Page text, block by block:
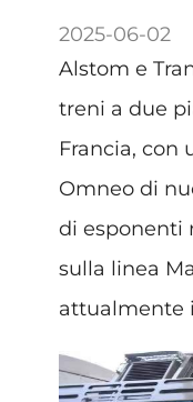
2025-06-02
Alstom e
treni a due
Francia, con
Omneo di
di esponenti
sulla linea
attualmente